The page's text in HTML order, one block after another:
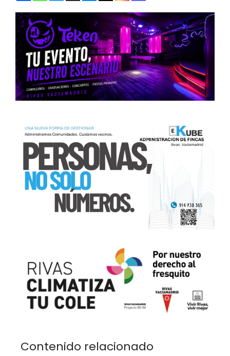
Contenido relacionado